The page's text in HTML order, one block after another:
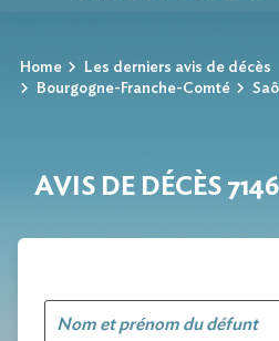
Home
Les derniers avis de décès
Bourgogne-Franche-Comté
AVIS DE DÉCÈS